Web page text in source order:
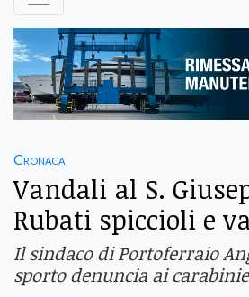
Cronaca
Vandali al S.
Rubati spiccioli e
Il sindaco di Portoferraio
sporto denuncia ai